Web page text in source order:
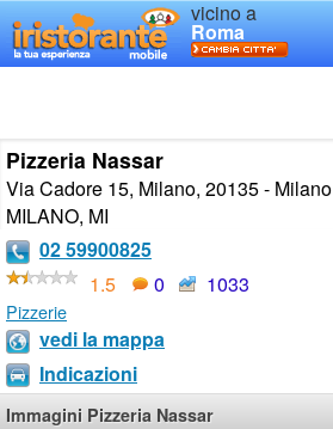
vicino a
Roma
Pizzeria Nassar
Via Cadore 15, Milano, 20135 - Milano
MILANO, MI
02 59900825
1.5
0 1033
Pizzerie
vedi la mappa
Indicazioni
Immagini Pizzeria Nassar